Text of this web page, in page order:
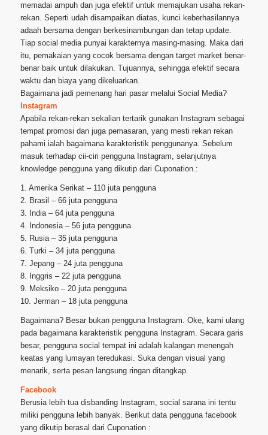
memadai ampuh dan juga efektif untuk memajukan usaha rekan-
rekan. Seperti udah disampaikan diatas, kunci keberhasilannya
adaah bersama dengan berkesinambungan dan tetap update.
Tiap social media punyai karakternya masing-masing. Maka dari
itu, pemakaian yang cocok bersama dengan target market benar-
benar baik untuk dilakukan. Tujuannya, sehingga efektif secara
waktu dan biaya yang dikeluarkan.
Bagaimana jadi pemenang hari pasar melalui Social Media?
Instagram
Apabila rekan-rekan sekalian tertarik gunakan Instagram sebagai
tempat promosi dan juga pemasaran, yang mesti rekan rekan
pahami ialah bagaimana karakteristik penggunanya. Sebelum
masuk terhadap cii-ciri pengguna Instagram, selanjutnya
knowledge pengguna yang dikutip dari Cuponation.:
1. Amerika Serikat – 110 juta pengguna
2. Brasil – 66 juta pengguna
3. India – 64 juta pengguna
4. Indonesia – 56 juta pengguna
5. Rusia – 35 juta pengguna
6. Turki – 34 juta pengguna
7. Jepang – 24 juta pengguna
8. Inggris – 22 juta pengguna
9. Meksiko – 20 juta pengguna
10. Jerman – 18 juta pengguna
Bagaimana? Besar bukan pengguna Instagram. Oke, kami ulang
pada bagaimana karakteristik pengguna Instagram. Secara garis
besar, pengguna social tempat ini adalah kalangan menengah
keatas yang lumayan teredukasi. Suka dengan visual yang
menarik, serta pesan langsung ringan ditangkap.
Facebook
Berusia lebih tua disbanding Instagram, social sarana ini tentu
miliki pengguna lebih banyak. Berikut data pengguna facebook
yang dikutip berasal dari Cuponation :